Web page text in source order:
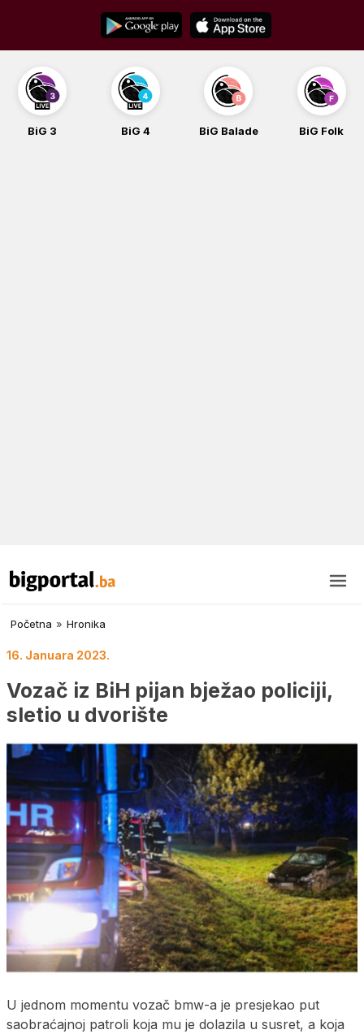
content
BiG 3 BiG 4 BiG Balade BiG Folk
Početna » Hronika
16. Januara 2023.
Vozač iz BiH pijan bježao policiji,
sletio u dvorište
U jednom momentu vozač bmw-a je presjekao put
saobraćajnoj patroli koja mu je dolazila u susret, a koja